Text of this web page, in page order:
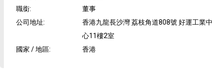
職銜:
董事
公司地址:
香港九龍長沙灣 荔枝角道808號 好運工業中
心11樓2室
國家 / 地區: 香港